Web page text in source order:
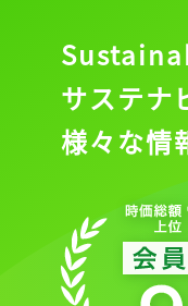
サステナ
様々な情